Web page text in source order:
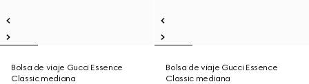
Bolsa de viaje Gucci Essence
Classic mediana
Bolsa de viaje Gucci Essence
Classic mediana